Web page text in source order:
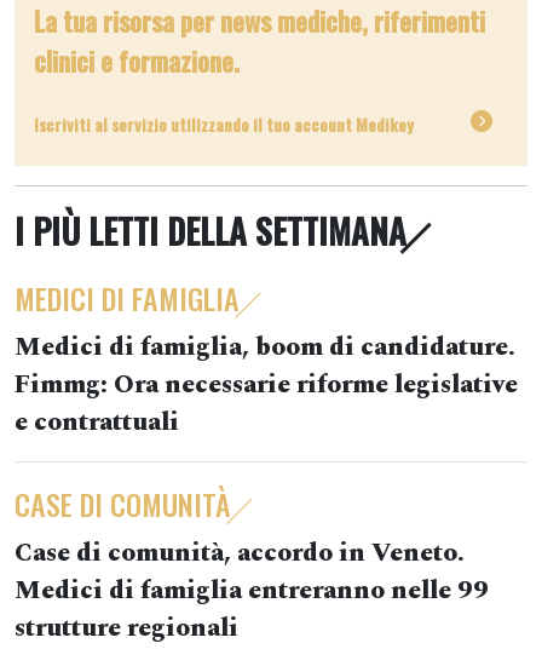
La tua risorsa per news mediche, riferimenti
clinici e formazione.
Iscriviti al servizio utilizzando il tuo account Medikey
I PIÙ LETTI DELLA SETTIMANA
MEDICI DI FAMIGLIA
Medici di famiglia, boom di candidature.
Fimmg: Ora necessarie riforme legislative
e contrattuali
CASE DI COMUNITÀ
Case di comunità, accordo in Veneto.
Medici di famiglia entreranno nelle 99
strutture regionali